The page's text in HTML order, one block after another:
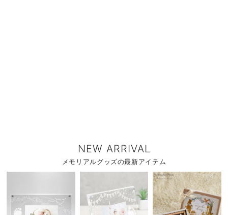
NEW ARRIVAL
メモリアルグッズの最新アイテム